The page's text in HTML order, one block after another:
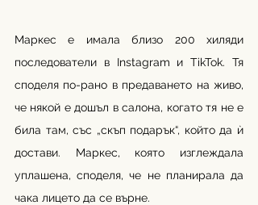
Маркес е имала близо 200 хиляди
последователи в Instagram и TikTok. Тя
споделя по-рано в предаването на живо,
че някой е дошъл в салона, когато тя не е
била там, със „скъп подарък“, който да ѝ
достави. Маркес, която изглеждала
уплашена, споделя, че не планирала да
чака лицето да се върне.